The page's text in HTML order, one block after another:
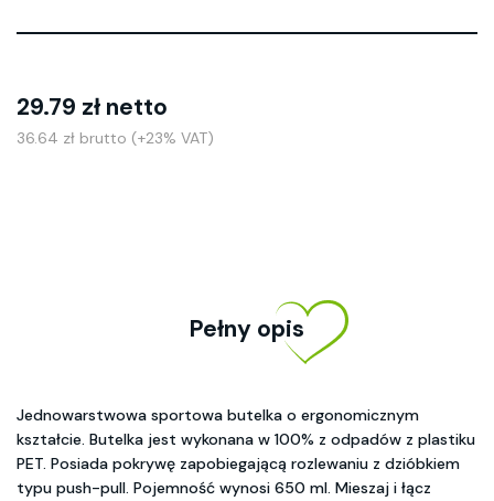
29.79 zł netto
36.64 zł brutto (+23% VAT)
Pełny opis
Jednowarstwowa sportowa butelka o ergonomicznym
kształcie. Butelka jest wykonana w 100% z odpadów z plastiku
PET. Posiada pokrywę zapobiegającą rozlewaniu z dzióbkiem
typu push-pull. Pojemność wynosi 650 ml. Mieszaj i łącz